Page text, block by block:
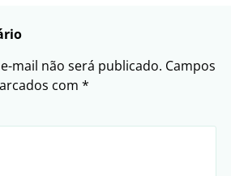
mail não será publicado. Campos
com *